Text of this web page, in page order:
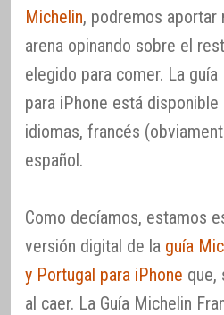
Michelin, podremos aportar
arena opinando sobre el
elegido para comer. La
para iPhone está
idiomas, francés
español.
Como decíamos, estamos
versión digital de la guía
y Portugal para iPhone que,
al caer. La Guía Michelin